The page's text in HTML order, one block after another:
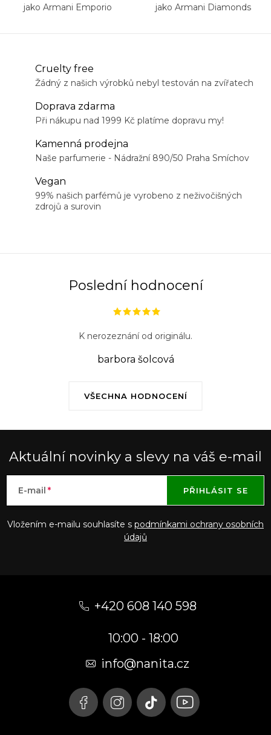
jako Armani Emporio
jako Armani Diamonds
Cruelty free
Žádný z našich výrobků nebyl testován na zvířatech
Doprava zdarma
Při nákupu nad 1999 Kč platíme dopravu my!
Kamenná prodejna
Naše parfumerie - Nádražní 890/50 Praha Smíchov
Vegan
99% našich parfémů je vyrobeno z neživočišných
zdrojů a surovin
Poslední hodnocení
VŠECHNA HODNOCENÍ
K nerozeznání od originálu.
barbora šolcová
Aktuální novinky a slevy na váš e-mail
E-mail
Vložením e-mailu souhlasíte s podmínkami ochrany osobních
údajů
PŘIHLÁSIT SE
+420 608 140 598
10:00 - 18:00
info@nanita.cz